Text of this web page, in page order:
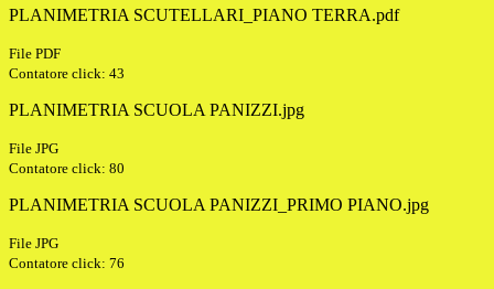
PLANIMETRIA SCUTELLARI_PIANO TERRA.pdf
File PDF
Contatore click: 43
PLANIMETRIA SCUOLA PANIZZI.jpg
File JPG
Contatore click: 80
PLANIMETRIA SCUOLA PANIZZI_PRIMO PIANO.jpg
File JPG
Contatore click: 76